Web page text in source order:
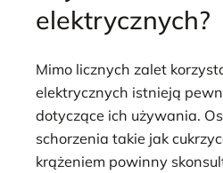
elektrycznych?
Mimo licznych zalet
elektrycznych istnieją
dotyczące ich używania.
schorzenia takie jak
krążeniem powinny